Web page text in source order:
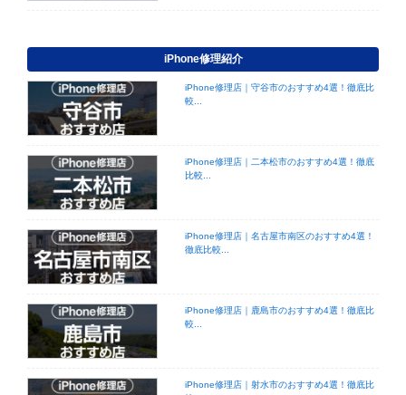
iPhone修理紹介
iPhone修理店｜守谷市のおすすめ4選！徹底比
較...
iPhone修理店｜二本松市のおすすめ4選！徹底
比較...
iPhone修理店｜名古屋市南区のおすすめ4選！
徹底比較...
iPhone修理店｜鹿島市のおすすめ4選！徹底比
較...
iPhone修理店｜射水市のおすすめ4選！徹底比